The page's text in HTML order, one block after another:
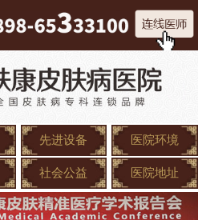
先进设备 医院环境
社会公益 医院地址